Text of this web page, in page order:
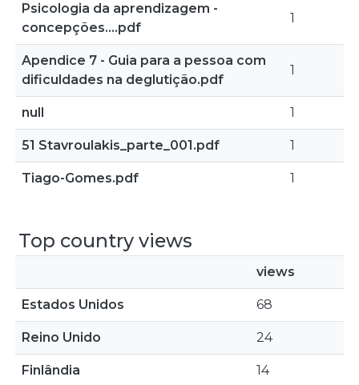
Psicologia da aprendizagem -
concepções....pdf
1
Apendice 7 - Guia para a pessoa com
dificuldades na deglutição.pdf
1
null 1
51 Stavroulakis_parte_001.pdf 1
Tiago-Gomes.pdf 1
Top country views
views
Estados Unidos 68
Reino Unido 24
Finlândia 14